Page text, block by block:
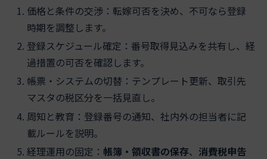
価格と条件の交渉：転嫁可否を決め、不可なら登録
時期を調整します。
登録スケジュール確定：番号取得見込みを共有し、経
過措置の可否を確認します。
帳票・システムの切替：テンプレート更新、取引先
マスタの税区分を一括見直し。
周知と教育：登録番号の通知、社内外の担当者に記
載ルールを説明。
経理運用の固定： 帳簿・領収書の保存、 消費税申告